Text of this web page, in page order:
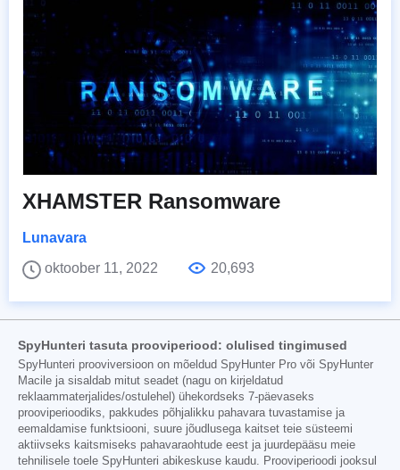
XHAMSTER Ransomware
Lunavara
oktoober 11, 2022
20,693
SpyHunteri tasuta prooviperiood: olulised tingimused
SpyHunteri prooviversioon on mõeldud SpyHunter Pro või SpyHunter
Macile ja sisaldab mitut seadet (nagu on kirjeldatud
reklaammaterjalides/ostulehel) ühekordseks 7-päevaseks
prooviperioodiks, pakkudes põhjalikku pahavara tuvastamise ja
eemaldamise funktsiooni, suure jõudlusega kaitset teie süsteemi
aktiivseks kaitsmiseks pahavaraohtude eest ja juurdepääsu meie
tehnilisele toele SpyHunteri abikeskuse kaudu. Prooviperioodi jooksul